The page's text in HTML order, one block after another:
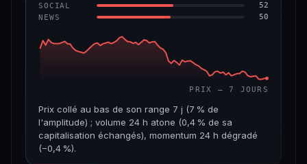
CONFIANCE 65/100
SOCIAL 52
NEWS 50
PRIX — 7 JOURS
Prix collé au bas de son range 7 j (7 % de
l'amplitude) ; volume 24 h atone (0,4 % de sa
capitalisation échangés), momentum 24 h dégradé
(−0,4 %).